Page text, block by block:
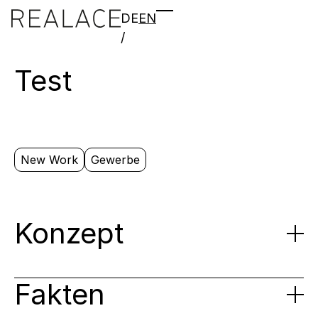
DEEN
/
Test
New Work Gewerbe
Konzept
Fakten